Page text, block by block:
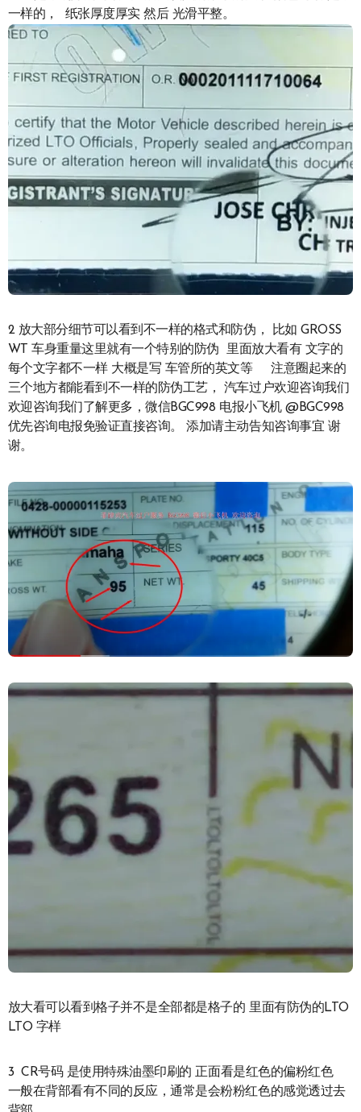
一样的， 纸张厚度厚实 然后 光滑平整。
2 放大部分细节可以看到不一样的格式和防伪， 比如 GROSS
WT 车身重量这里就有一个特别的防伪 里面放大看有 文字的
每个文字都不一样 大概是写 车管所的英文等 注意圈起来的
三个地方都能看到不一样的防伪工艺， 汽车过户欢迎咨询我们
欢迎咨询我们了解更多，微信BGC998 电报小飞机 @BGC998
优先咨询电报免验证直接咨询。 添加请主动告知咨询事宜 谢
谢。
放大看可以看到格子并不是全部都是格子的 里面有防伪的LTO
LTO 字样
3 CR号码 是使用特殊油墨印刷的 正面看是红色的偏粉红色
一般在背部看有不同的反应，通常是会粉粉红色的感觉透过去